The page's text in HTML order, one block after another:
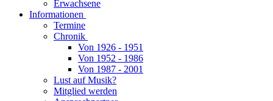
Erwachsene
Informationen
Termine
Chronik
Von 1926 - 1951
Von 1952 - 1986
Von 1987 - 2001
Lust auf Musik?
Mitglied werden